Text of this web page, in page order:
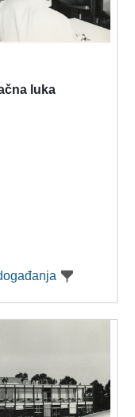
luka